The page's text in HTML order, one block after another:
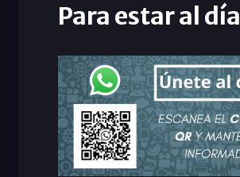
Para estar al día